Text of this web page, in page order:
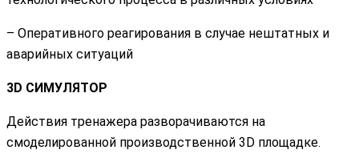
– Оперативного реагирования в случае нештатных и
аварийных ситуаций
3D СИМУЛЯТОР
Действия тренажера разворачиваются на
смоделированной производственной 3D площадке.